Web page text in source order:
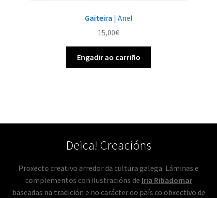
Gaiteira | Anel
15,00€
Engadir ao carriño
Deica! Creacións
Proxecto creativo arredor da cultura galega. Láminas e
complementos con ilustracións de Iria Ribadomar
baseadas na tradición e no carácter do país co obxectivo de